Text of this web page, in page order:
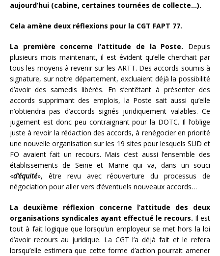
aujourd’hui (cabine, certaines tournées de collecte…).
Cela amène deux réflexions pour la CGT FAPT 77.
La première concerne l’attitude de la Poste. Depuis
plusieurs mois maintenant, il est évident qu’elle cherchait par
tous les moyens à revenir sur les ARTT. Des accords soumis à
signature, sur notre département, excluaient déjà la possibilité
d’avoir des samedis libérés. En s’entêtant à présenter des
accords supprimant des emplois, la Poste sait aussi qu’elle
n’obtiendra pas d’accords signés juridiquement valables. Ce
jugement est donc peu contraignant pour la DOTC. Il l’oblige
juste à revoir la rédaction des accords, à renégocier en priorité
une nouvelle organisation sur les 19 sites pour lesquels SUD et
FO avaient fait un recours. Mais c’est aussi l’ensemble des
établissements de Seine et Marne qui va, dans un souci
«d’équité», être revu avec réouverture du processus de
négociation pour aller vers d’éventuels nouveaux accords…
La deuxième réflexion concerne l’attitude des deux
organisations syndicales ayant effectué le recours. Il est
tout à fait logique que lorsqu’un employeur se met hors la loi
d’avoir recours au juridique. La CGT l’a déjà fait et le refera
lorsqu’elle estimera que cette forme d’action pourrait amener